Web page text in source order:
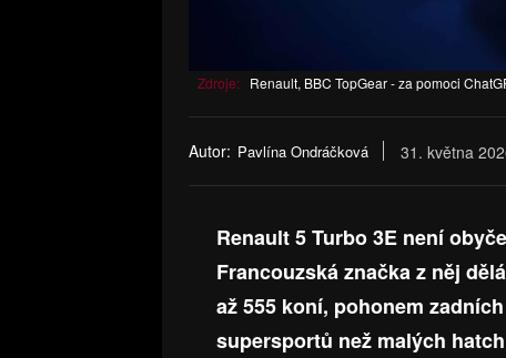
Zdroje: Renault, BBC TopGear - za pomoci
Autor: Pavlína Ondráčková 31. května
Renault 5 Turbo 3E není
Francouzská značka z něj
až 555 koní, pohonem
supersportů než malých